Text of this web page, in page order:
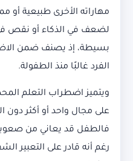
مهاراته الأخرى طبيعية أو
لضعف في الذكاء أو نقص في
بسيطة، إذ يصنف ضمن
الفرد غالبًا منذ الطفولة.
ويتميز اضطراب التعلم
على مجال واحد أو أكثر دون
فالطفل قد يعاني من
رغم أنه قادر على التعبير